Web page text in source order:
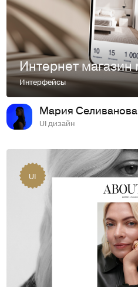
Интерфейсы
Мария Селиванова
UI дизайн
UI